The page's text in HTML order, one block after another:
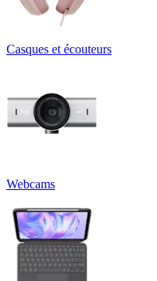
Casques et écouteurs
Webcams